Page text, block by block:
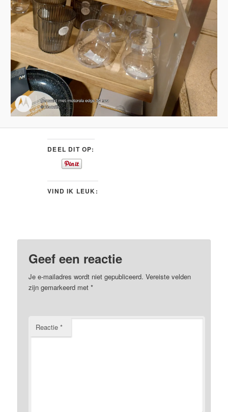
DEEL DIT OP:
VIND IK LEUK:
Geef een reactie
Je e-mailadres wordt niet gepubliceerd. Vereiste velden
zijn gemarkeerd met*
Reactie*